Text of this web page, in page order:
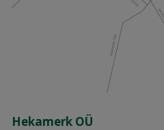
Hekamerk OÜ